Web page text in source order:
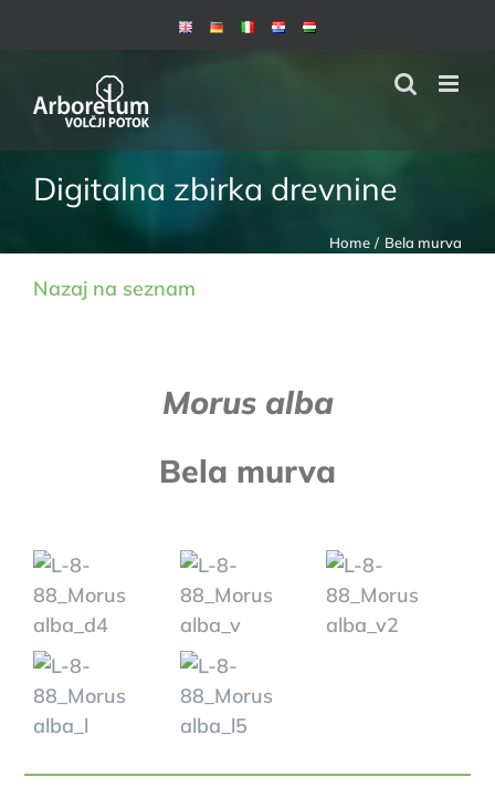
Digitalna zbirka drevnine
Home Bela murva
Nazaj na seznam
Morus alba
Bela murva